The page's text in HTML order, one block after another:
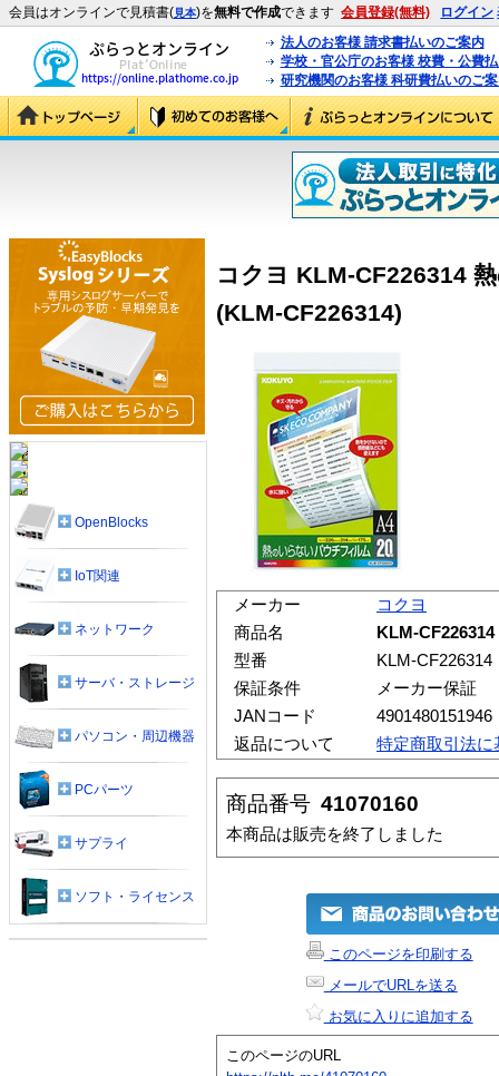
会員はオンラインで見積書(見本)を無料で作成できます 会員登録(無料) ログイン
法人のお客様 請求書払いのご案内
学校・官公庁のお客様 校費・公費
研究機関のお客様 科研費払いのご
コクヨ KLM-CF226314
(KLM-CF226314)
メーカー
コクヨ
商品名
KLM-
型番
KLM-CF226314
保証条件
メーカー保証
JANコード
4901480151946
返品について
特定商取引法に
商品番号 41070160
本商品は販売を終了しました
このページを印刷する
メールでURLを送る
お気に入りに追加する
このページのURL
OpenBlocks
IoT関連
ネットワーク
サーバ・ストレージ
パソコン・周辺機器
PCパーツ
サプライ
ソフト・ライセンス